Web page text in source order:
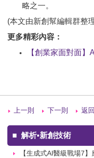
略之一。
(本文由新創幫編輯群整
更多精彩內容：
【創業家面對面
上一則 下一則 返
■ 解析▪新創技術
【生成式AI醫級戰場7